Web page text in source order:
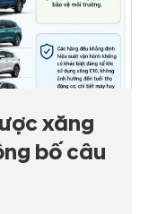
xăng
bố câu